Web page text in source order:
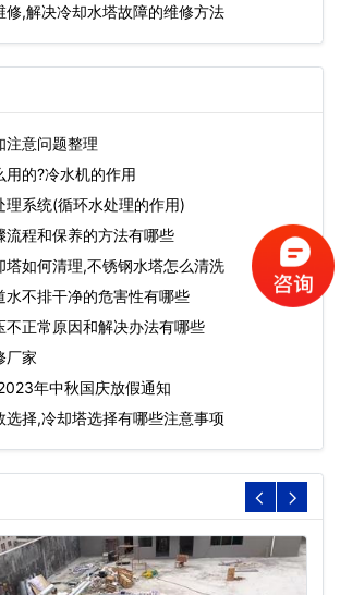
修,解决冷却水塔故障的维修方法
注意问题整理
的?冷水机的作用
理系统(循环水处理的作用)
流程和保养的方法有哪些
塔如何清理,不锈钢水塔怎么清洗
水不排干净的危害性有哪些
不正常原因和解决办法有哪些
厂家
年中秋国庆放假通知
选择,冷却塔选择有哪些注意事项